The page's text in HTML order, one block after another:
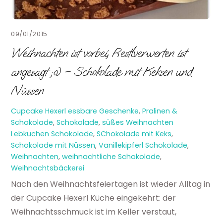
09/01/2015
Weihnachten ist vorbei, Restlverwerten ist
angesagt ;o) – Schokolade mit Keksen und
Nüssen
Cupcake Hexerl essbare Geschenke,Pralinen &
Schokolade,Schokolade,süßes Weihnachten
Lebkuchen Schokolade,SChokolade mit Keks,
Schokolade mit Nüssen,Vanillekipferl Schokolade,
Weihnachten,weihnachtliche Schokolade,
Weihnachtsbäckerei
Nach den Weihnachtsfeiertagen ist wieder Alltag in
der Cupcake Hexerl Küche eingekehrt: der
Weihnachtsschmuck ist im Keller verstaut,